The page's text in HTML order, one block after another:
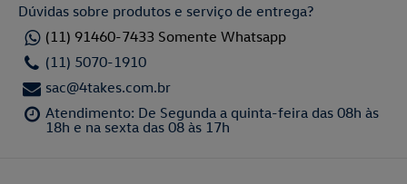
Dúvidas sobre produtos e serviço de entrega?
(11) 91460-7433 Somente Whatsapp
(11) 5070-1910
sac@4takes.com.br
Atendimento: De Segunda a quinta-feira das 08h às
18h e na sexta das 08 às 17h